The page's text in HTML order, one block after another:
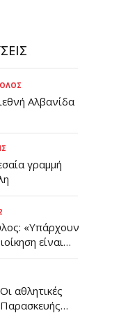
Αλβανίδα
γραμμή
«Υπάρχουν
είναι
αθλητικές